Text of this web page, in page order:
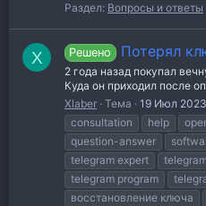
Раздел: Вопросы и ответы
X Решено Потерял
2 года назад покупал
Куда он приходил после
Xlaber Тема 19 Июл 2023
consultation
help
question-answer
telegram expert
telegram program
восстановление ключа